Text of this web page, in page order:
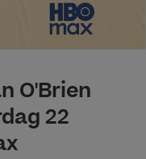
O'Brien
22